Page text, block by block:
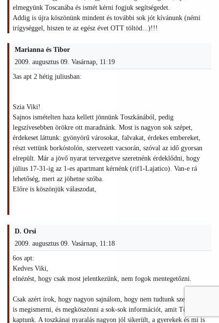
elmegyünk Toscanába és ismét kérni fogjuk segítségedet.
Addig is újra köszönünk mindent és további sok jót kívánunk (némi
irígységgel, hiszen te az egész évet OTT töltöd...)!!!
Marianna és Tibor
2009. augusztus 09. Vasárnap, 11:19
3as apt 2 hétig juliusban:
Szia Viki!
Sajnos ismételten haza kellett jönnünk Toszkánából, pedig
legszívesebben örökre ott maradnánk. Most is nagyon sok szépet,
érdekeset láttunk: gyönyörű városokat, falvakat, érdekes embereket,
részt vettünk borkóstolón, szervezett vacsorán, szóval az idő gyorsan
elrepült. Már a jövő nyarat tervezgetve szeretnénk érdeklődni, hogy
július 17-31-ig az 1-es apartmant kérnénk (rif1-Lajatico). Van-e rá
lehetőség, mert az jöhetne szóba.
Előre is köszönjük válaszodat,
D. Orsi
2009. augusztus 09. Vasárnap, 11:18
6os apt:
Kedves Viki,
elnézést, hogy csak most jelentkezünk, nem fogok mentegetőzni.
Csak azért írok, hogy nagyon sajnálom, hogy nem tudtunk személyesen
is megismerni, és megköszönni a sok-sok információt, amit Tőled
kaptunk. A toszkánai nyaralás nagyon jól sikerült, a gyerekek és mi is